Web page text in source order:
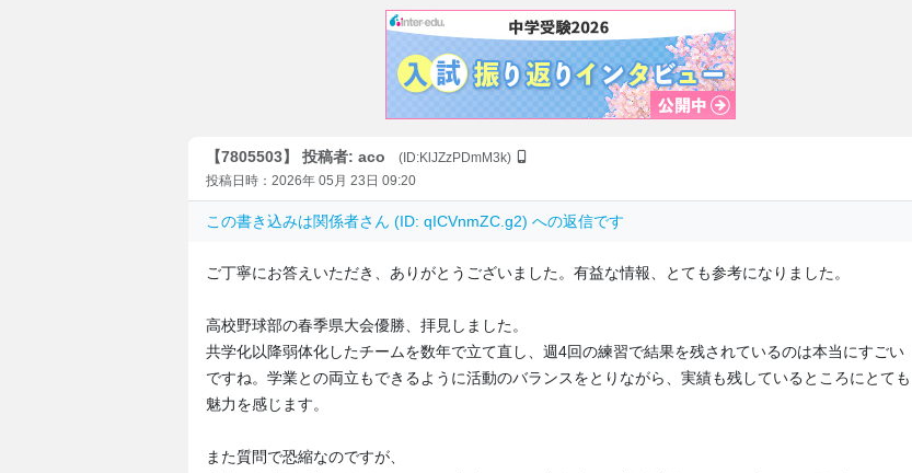
【7805503】 投稿者: aco
(ID:KlJZzPDmM3k)
投稿日時：2026年 05月 23日 09:20
この書き込みは関係者さん (ID: qICVnmZC.g2) への返信です
ご丁寧にお答えいただき、ありがとうございました。有益な情報、とても参考になりました。
高校野球部の春季県大会優勝、拝見しました。
共学化以降弱体化したチームを数年で立て直し、週4回の練習で結果を残されているのは本当にすごい
ですね。学業との両立もできるように活動のバランスをとりながら、実績も残しているところにとても
魅力を感じます。
また質問で恐縮なのですが、